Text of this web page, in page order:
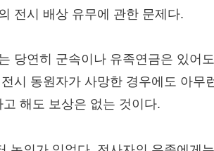
전시 배상 유무에 관한 문제다.
당연히 군속이나 유족연금은 있어
시 동원자가 사망한 경우에도 아무
해도 보상은 없는 것이다.